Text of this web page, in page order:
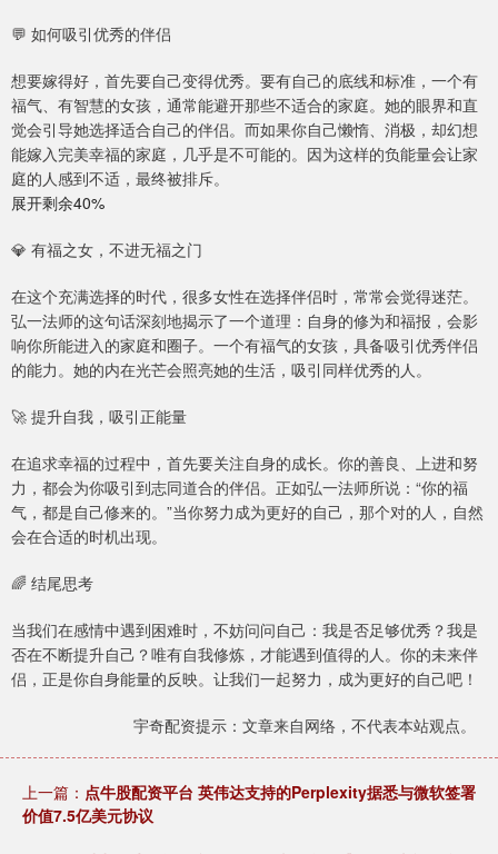
💬 如何吸引优秀的伴侣
想要嫁得好，首先要自己变得优秀。要有自己的底线和标准，一个有
福气、有智慧的女孩，通常能避开那些不适合的家庭。她的眼界和直
觉会引导她选择适合自己的伴侣。而如果你自己懒惰、消极，却幻想
能嫁入完美幸福的家庭，几乎是不可能的。因为这样的负能量会让家
庭的人感到不适，最终被排斥。
展开剩余40%
💎 有福之女，不进无福之门
在这个充满选择的时代，很多女性在选择伴侣时，常常会觉得迷茫。
弘一法师的这句话深刻地揭示了一个道理：自身的修为和福报，会影
响你所能进入的家庭和圈子。一个有福气的女孩，具备吸引优秀伴侣
的能力。她的内在光芒会照亮她的生活，吸引同样优秀的人。
🚀 提升自我，吸引正能量
在追求幸福的过程中，首先要关注自身的成长。你的善良、上进和努
力，都会为你吸引到志同道合的伴侣。正如弘一法师所说：“你的福
气，都是自己修来的。”当你努力成为更好的自己，那个对的人，自然
会在合适的时机出现。
🌈 结尾思考
当我们在感情中遇到困难时，不妨问问自己：我是否足够优秀？我是
否在不断提升自己？唯有自我修炼，才能遇到值得的人。你的未来伴
侣，正是你自身能量的反映。让我们一起努力，成为更好的自己吧！
宇奇配资提示：文章来自网络，不代表本站观点。
上一篇： 点牛股配资平台 英伟达支持的Perplexity据悉与微软签署
价值7.5亿美元协议